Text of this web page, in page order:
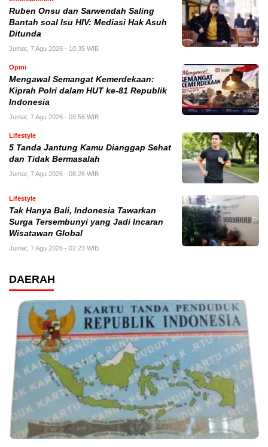
Ruben Onsu dan Sarwendah Saling
Bantah soal Isu HIV: Mediasi Hak Asuh
Ditunda
Jumat, 7 Agu 2026 - 10:35 WIB
Opini
Mengawal Semangat Kemerdekaan:
Kiprah Polri dalam HUT ke-81 Republik
Indonesia
Jumat, 7 Agu 2026 - 09:56 WIB
Lifestyle
5 Tanda Jantung Kamu Dianggap Sehat
dan Tidak Bermasalah
Jumat, 7 Agu 2026 - 08:26 WIB
Lifestyle
Tak Hanya Bali, Indonesia Tawarkan
Surga Tersembunyi yang Jadi Incaran
Wisatawan Global
Jumat, 7 Agu 2026 - 02:23 WIB
DAERAH